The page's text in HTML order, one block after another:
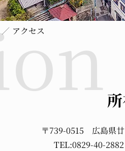
アクセス
〒739-0515
広島県
TEL:0829-40-2882